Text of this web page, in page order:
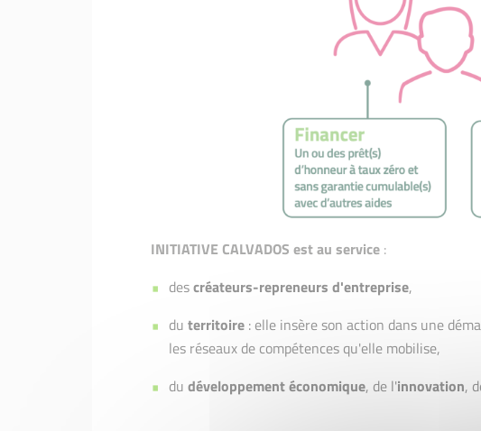
INITIATIVE CALVADOS est au service :
descréateurs-repreneurs d'entreprise,
du territoire : elle insère son action dans une
les réseaux de compétences qu'elle mobilise,
du développement économique, de l'innovation,